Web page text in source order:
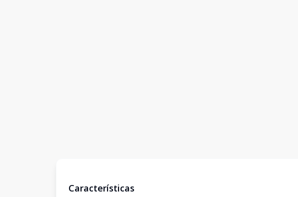
Características